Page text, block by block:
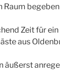
Raum
Zeit für
aus
äußerst